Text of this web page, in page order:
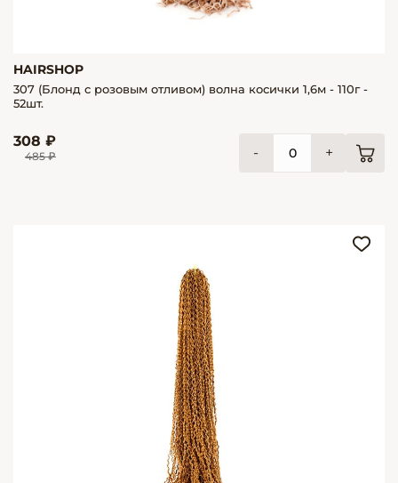
HAIRSHOP
307 (Блонд с розовым отливом) волна косички 1,6м - 110г -
52шт.
308 ₽
485 ₽ - +